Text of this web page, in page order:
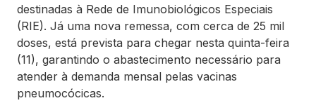
destinadas à Rede de Imunobiológicos Especiais
(RIE). Já uma nova remessa, com cerca de 25 mil
doses, está prevista para chegar nesta quinta-feira
(11), garantindo o abastecimento necessário para
atender à demanda mensal pelas vacinas
pneumocócicas.